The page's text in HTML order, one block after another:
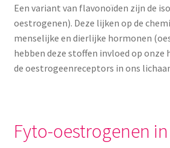
Menstruatiesponsjes
Seksualiteit
Stimulatie, vibrators
Een variant van flavonoïden zijn de
oestrogenen). Deze lijken op de
menselijke en dierlijke hormonen
hebben deze stoffen invloed op onze
de oestrogeenreceptors in ons
Fyto-oestrogenen